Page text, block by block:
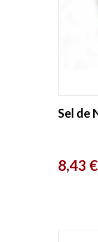
Sel de
Prix
8,43 €